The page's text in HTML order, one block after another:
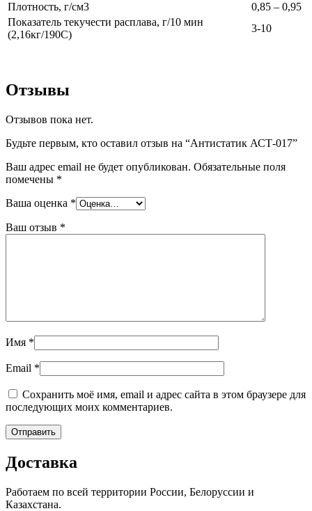
Плотность, г/см3
0,85 – 0,95
Показатель текучести расплава, г/10 мин
(2,16кг/190С)
3-10
Отзывы
Отзывов пока нет.
Будьте первым, кто оставил отзыв на “Антистатик АСТ-017”
Ваш адрес email не будет опубликован. Обязательные поля
помечены *
Ваша оценка *
Ваш отзыв *
Имя *
Email *
Сохранить моё имя, email и адрес сайта в этом браузере для
последующих моих комментариев.
Доставка
Работаем по всей территории России, Белоруссии и
Казахстана.